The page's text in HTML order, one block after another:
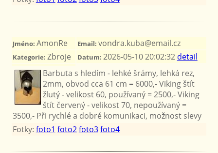
Jméno: AmonRe Email: vondra.kuba@email.cz
Kategorie: Zbroje Datum: 2026-05-10 20:02:32 detail
Barbuta s hledím - lehké šrámy, lehká rez,
2mm, obvod cca 61 cm = 6000,- Viking štít
žlutý - velikost 60, používaný = 2500,- Viking
štít červený - velikost 70, nepoužívaný =
3500,- Při rychlé a dobré komunikaci, možnost slevy
Fotky: foto1 foto2foto3foto4